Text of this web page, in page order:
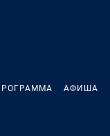
АФИША